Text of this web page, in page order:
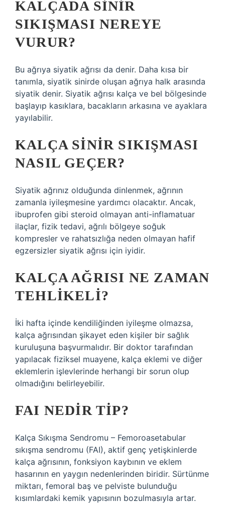
KALÇADA SINIR
SIKIŞMASI NEREYE
VURUR?
Bu ağrıya siyatik ağrısı da denir. Daha kısa bir
tanımla, siyatik sinirde oluşan ağrıya halk arasında
siyatik denir. Siyatik ağrısı kalça ve bel bölgesinde
başlayıp kasıklara, bacakların arkasına ve ayaklara
yayılabilir.
KALÇA SINIR SIKIŞMASI
NASIL GEÇER?
Siyatik ağrınız olduğunda dinlenmek, ağrının
zamanla iyileşmesine yardımcı olacaktır. Ancak,
ibuprofen gibi steroid olmayan anti-inflamatuar
ilaçlar, fizik tedavi, ağrılı bölgeye soğuk
kompresler ve rahatsızlığa neden olmayan hafif
egzersizler siyatik ağrısı için iyidir.
KALÇA AĞRISI NE ZAMAN
TEHLIKELI?
İki hafta içinde kendiliğinden iyileşme olmazsa,
kalça ağrısından şikayet eden kişiler bir sağlık
kuruluşuna başvurmalıdır. Bir doktor tarafından
yapılacak fiziksel muayene, kalça eklemi ve diğer
eklemlerin işlevlerinde herhangi bir sorun olup
olmadığını belirleyebilir.
FAI NEDIR TIP?
Kalça Sıkışma Sendromu – Femoroasetabular
sıkışma sendromu (FAI), aktif genç yetişkinlerde
kalça ağrısının, fonksiyon kaybının ve eklem
hasarının en yaygın nedenlerinden biridir. Sürtünme
miktarı, femoral baş ve pelviste bulunduğu
kısımlardaki kemik yapısının bozulmasıyla artar.